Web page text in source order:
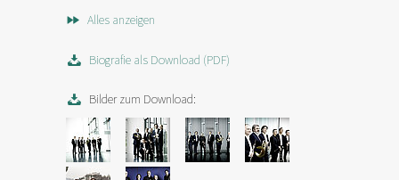
Alles anzeigen
Biografie als Download (PDF)
Bilder zum Download: